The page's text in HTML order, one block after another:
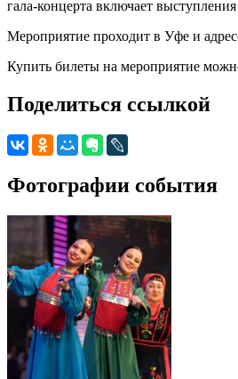
гала-концерта включает
Мероприятие проходит в Уфе и
Купить билеты на мероприятие
Поделиться ссылкой
Фотографии события